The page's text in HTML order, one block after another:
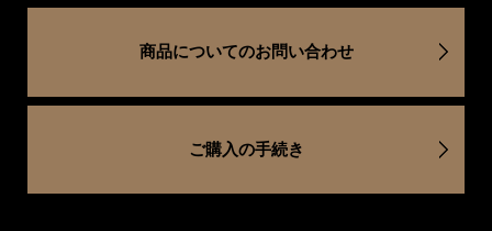
商品についてのお問い合わせ
ご購入の手続き